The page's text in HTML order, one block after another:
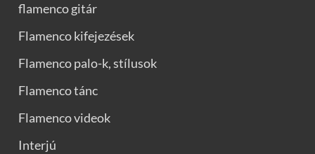
flamenco gitár
Flamenco kifejezések
Flamenco palo-k, stílusok
Flamenco tánc
Flamenco videok
Interjú